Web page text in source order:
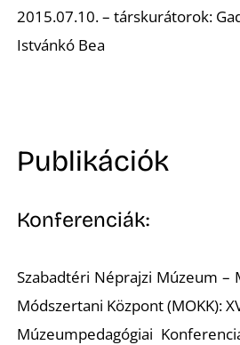
2015.07.10. – társkurátorok:
Istvánkó Bea
Publikációk
Konferenciák:
Szabadtéri Néprajzi Múzeum –
Módszertani Központ (MOKK):
Múzeumpedagógiai